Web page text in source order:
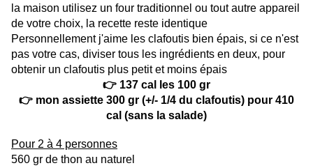
la maison utilisez un four traditionnel ou tout autre appareil
de votre choix, la recette reste identique
Personnellement j'aime les clafoutis bien épais, si ce n'est
pas votre cas, diviser tous les ingrédients en deux, pour
obtenir un clafoutis plus petit et moins épais
👉 137 cal les 100 gr
👉 mon assiette 300 gr (+/- 1/4 du clafoutis) pour 410
cal (sans la salade)
Pour 2 à 4 personnes
560 gr de thon au naturel